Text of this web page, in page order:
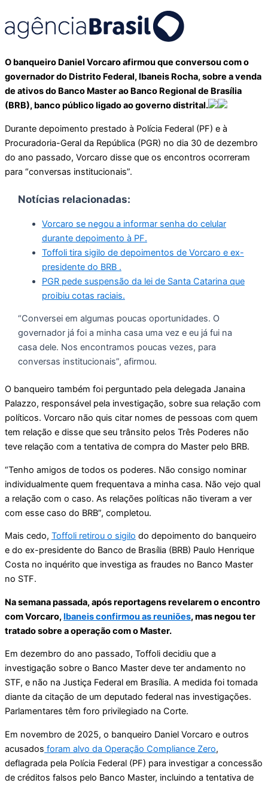
O banqueiro Daniel Vorcaro afirmou que conversou com o
governador do Distrito Federal, Ibaneis Rocha, sobre a venda
de ativos do Banco Master ao Banco Regional de Brasília
(BRB), banco público ligado ao governo distrital.
Durante depoimento prestado à Polícia Federal (PF) e à
Procuradoria-Geral da República (PGR) no dia 30 de dezembro
do ano passado, Vorcaro disse que os encontros ocorreram
para “conversas institucionais”.
Notícias relacionadas:
Vorcaro se negou a informar senha do celular
durante depoimento à PF.
Toffoli tira sigilo de depoimentos de Vorcaro e ex-
presidente do BRB .
PGR pede suspensão da lei de Santa Catarina que
proibiu cotas raciais.
“Conversei em algumas poucas oportunidades. O
governador já foi a minha casa uma vez e eu já fui na
casa dele. Nos encontramos poucas vezes, para
conversas institucionais”, afirmou.
O banqueiro também foi perguntado pela delegada Janaina
Palazzo, responsável pela investigação, sobre sua relação com
políticos. Vorcaro não quis citar nomes de pessoas com quem
tem relação e disse que seu trânsito pelos Três Poderes não
teve relação com a tentativa de compra do Master pelo BRB.
“Tenho amigos de todos os poderes. Não consigo nominar
individualmente quem frequentava a minha casa. Não vejo qual
a relação com o caso. As relações políticas não tiveram a ver
com esse caso do BRB”, completou.
Mais cedo, Toffoli retirou o sigilo do depoimento do banqueiro
e do ex-presidente do Banco de Brasília (BRB) Paulo Henrique
Costa no inquérito que investiga as fraudes no Banco Master
no STF.
Na semana passada, após reportagens revelarem o encontro
com Vorcaro, Ibaneis confirmou as reuniões, mas negou ter
tratado sobre a operação com o Master.
Em dezembro do ano passado, Toffoli decidiu que a
investigação sobre o Banco Master deve ter andamento no
STF, e não na Justiça Federal em Brasília. A medida foi tomada
diante da citação de um deputado federal nas investigações.
Parlamentares têm foro privilegiado na Corte.
Em novembro de 2025, o banqueiro Daniel Vorcaro e outros
acusados foram alvo da Operação Compliance Zero,
deflagrada pela Polícia Federal (PF) para investigar a concessão
de créditos falsos pelo Banco Master, incluindo a tentativa de